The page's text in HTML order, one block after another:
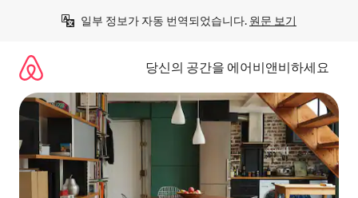
일부 정보가 자동 번역되었습니다. 원문 보기
당신의 공간을 에어비앤비하세요